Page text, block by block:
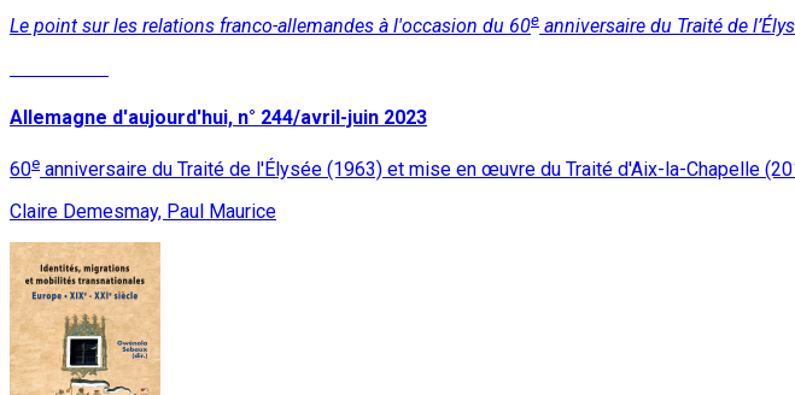
Le point sur les relations franco-allemandes à l'occasion du 60e anniversaire du Traité de
Allemagne d'aujourd'hui, n° 244/avril-juin 2023
60e anniversaire du Traité de l'Élysée (1963) et mise en œuvre du Traité d'Aix-la-Chapelle
Claire Demesmay, Paul Maurice